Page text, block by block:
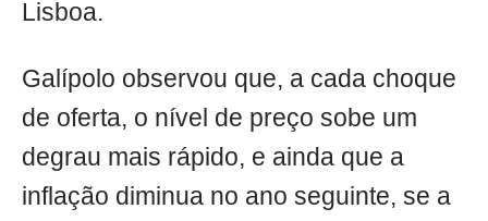
Lisboa.
Galípolo observou que, a cada choque
de oferta, o nível de preço sobe um
degrau mais rápido, e ainda que a
inflação diminua no ano seguinte, se a